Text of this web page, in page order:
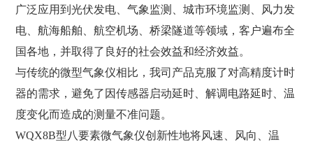
广泛应用到光伏发电、气象监测、城市环境监测、风力发
电、航海船舶、航空机场、桥梁隧道等领域，客户遍布全
国各地，并取得了良好的社会效益和经济效益。
与传统的微型气象仪相比，我司产品克服了对高精度计时
器的需求，避免了因传感器启动延时、解调电路延时、温
度变化而造成的测量不准问题。
WQX8B型八要素微气象仪创新性地将风速、风向、温